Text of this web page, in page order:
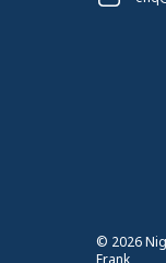
© 2026
Frank